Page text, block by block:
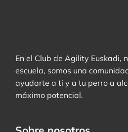
En el Club de Agility Euskadi,
escuela, somos una
ayudarte a ti y a tu perro a
máximo potencial.